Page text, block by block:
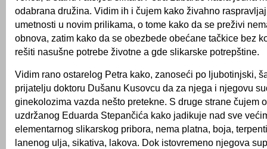
odabrana družina. Vidim ih i čujem kako živahno
umetnosti u novim prilikama, o tome kako da se preživi
obnova, zatim kako da se obezbede obećane tačkice bez
rešiti nasušne potrebe životne a gde slikarske potrepštine.
Vidim rano ostarelog Petra kako, zanoseći po ljubotinjski,
prijatelju doktoru Dušanu Kusovcu da za njega i njegovu
ginekolozima vazda nešto pretekne. S druge strane čujem
uzdržanog Eduarda Stepančića kako jadikuje nad sve
elementarnog slikarskog pribora, nema platna, boja,
lanenog ulja, sikativa, lakova. Dok istovremeno njegova